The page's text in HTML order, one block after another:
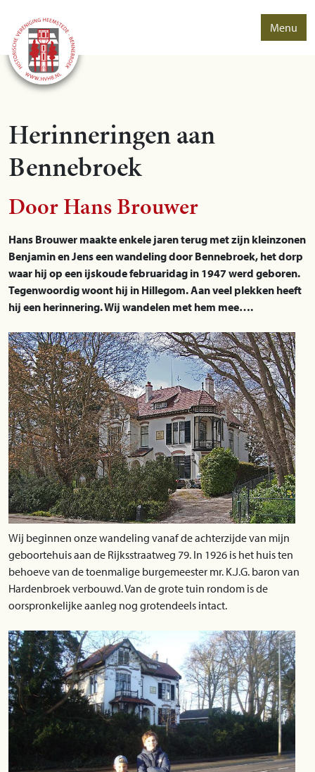
Menu
Herinneringen aan
Bennebroek
Door Hans Brouwer
Hans Brouwer maakte enkele jaren terug met zijn kleinzonen
Benjamin en Jens een wandeling door Bennebroek, het dorp
waar hij op een ijskoude februaridag in 1947 werd geboren.
Tegenwoordig woont hij in Hillegom. Aan veel plekken heeft
hij een herinnering. Wij wandelen met hem mee….
Wij beginnen onze wandeling vanaf de achterzijde van mijn
geboortehuis aan de Rijksstraatweg 79. In 1926 is het huis ten
behoeve van de toenmalige burgemeester mr. K.J.G. baron van
Hardenbroek verbouwd. Van de grote tuin rondom is de
oorspronkelijke aanleg nog grotendeels intact.